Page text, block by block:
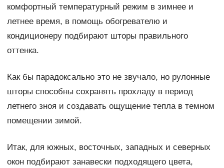
комфортный температурный режим в зимнее и
летнее время, в помощь обогревателю и
кондиционеру подбирают шторы правильного
оттенка.
Как бы парадоксально это не звучало, но рулонные
шторы способны сохранять прохладу в период
летнего зноя и создавать ощущение тепла в темном
помещении зимой.
Итак, для южных, восточных, западных и северных
окон подбирают занавески подходящего цвета,